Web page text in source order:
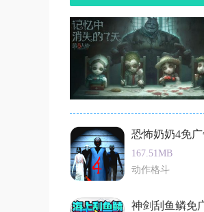
实现文化输出与普世价值的
5. 重玩价值突出：代际传
通过五代积累可实现“寒门
玩家测评
玩家普遍认为该游戏“真实
技巧刷到9999悟性时，突
表示：“通过游戏理解了中
法探讨严肃教育议题，是近
恐怖奶奶4免广
167.51MB
动作格斗
神剑刮鱼鳞免